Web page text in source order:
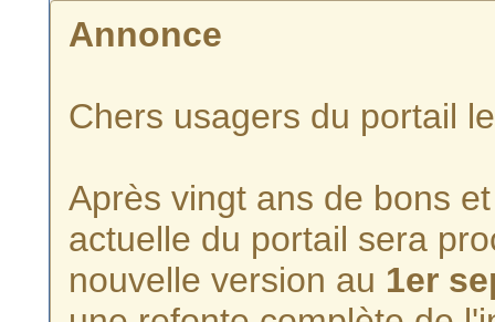
Annonce
Chers usagers du portail
Après vingt ans de bons
actuelle du portail sera
nouvelle version au 1er